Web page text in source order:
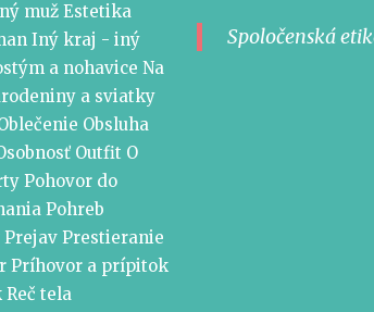
muž Estetika
Iný kraj - iný
a nohavice Na
a sviatky
Obsluha
Outfit O
Pohovor do
Pohreb
Prejav Prestieranie
Príhovor a prípitok
Reč tela
Spoločenská